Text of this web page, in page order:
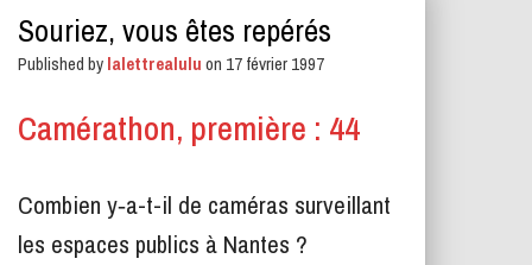
Souriez, vous êtes repérés
Published bylalettrealuluon 17 février 1997
Camérathon, première : 44
Combien y‑a-t-il de caméras surveillant
les espaces publics à Nantes ?